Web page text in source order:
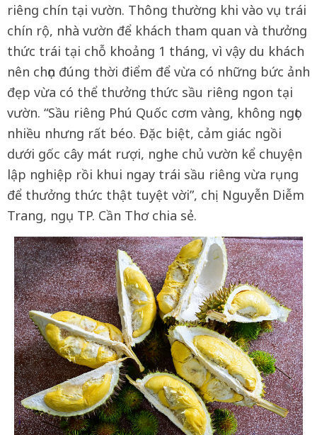
riêng chín tại vườn. Thông thường khi vào vụ trái
chín rộ, nhà vườn để khách tham quan và thưởng
thức trái tại chỗ khoảng 1 tháng, vì vậy du khách
nên chọn đúng thời điểm để vừa có những bức ảnh
đẹp vừa có thể thưởng thức sầu riêng ngon tại
vườn. “Sầu riêng Phú Quốc cơm vàng, không ngọt
nhiều nhưng rất béo. Đặc biệt, cảm giác ngồi
dưới gốc cây mát rượi, nghe chủ vườn kể chuyện
lập nghiệp rồi khui ngay trái sầu riêng vừa rụng
để thưởng thức thật tuyệt vời”, chị Nguyễn Diễm
Trang, ngụ TP. Cần Thơ chia sẻ.